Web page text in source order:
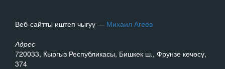
Веб-сайтты иштеп чыгуу — Михаил Агеев
Адрес
720033, Кыргыз Республикасы, Бишкек ш., Фрунзе көчөсү,
374